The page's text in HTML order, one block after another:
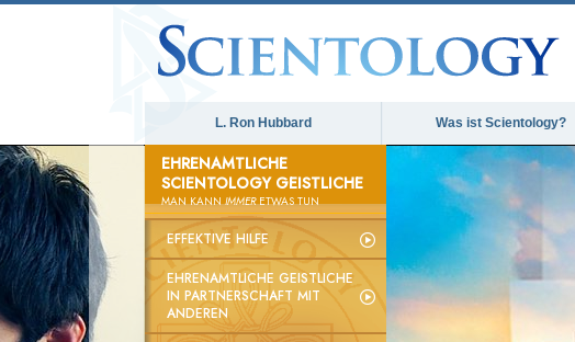
L. Ron Hubbard Was ist Scientology?
EHRENAMTLICHE
SCIENTOLOGY GEISTLICHE
MAN KANNIMMERETWAS TUN
EFFEKTIVE HILFE
EHRENAMTLICHE GEISTLICHE
IN PARTNERSCHAFT MIT
ANDEREN